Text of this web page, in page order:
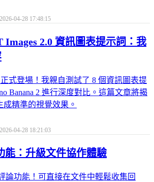
2026-04-28 17:48:15
Images 2.0 資訊圖表提示詞：我
正式登場！我親自測試了 8 個資訊圖表提
Banana 2 進行深度對比。這篇文章將揭
精準的視覺效果。
2026-04-28 18:21:03
能：升級文件協作體驗
論功能！可直接在文件中輕鬆收集回